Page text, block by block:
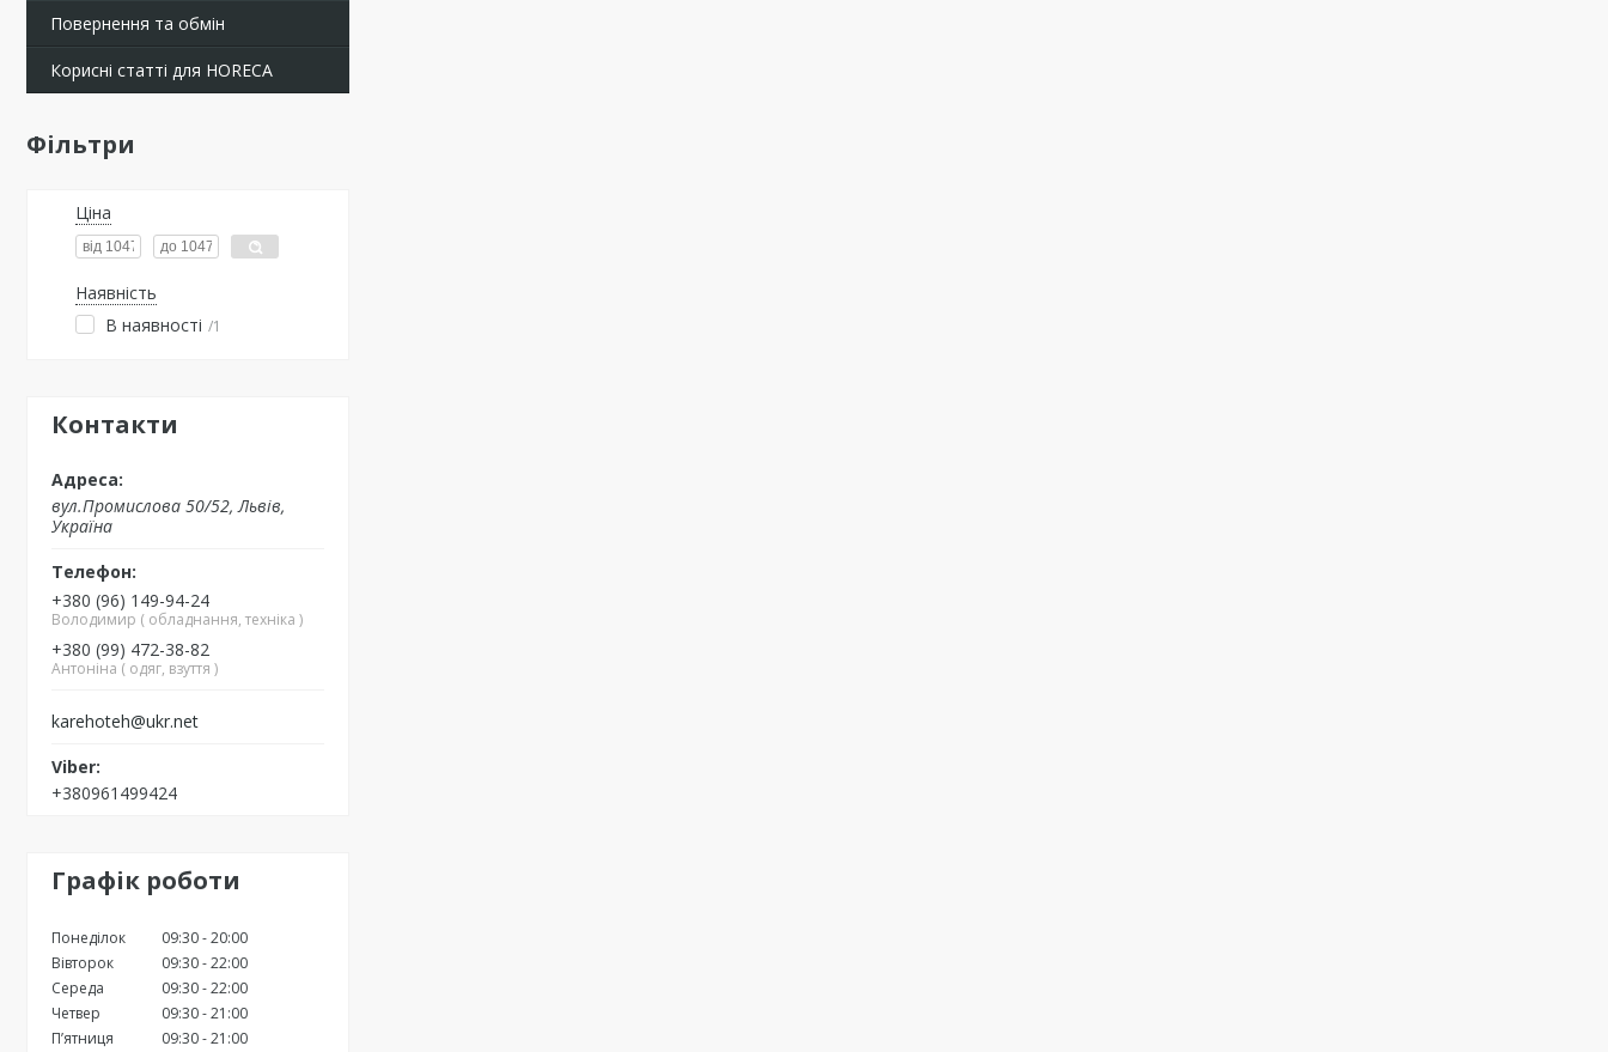
Повернення та обмін
Корисні статті для HORECA
Фільтри
Ціна
Наявність
В наявності
1
Контакти
вул.Промислова 50/52, Львів,
Україна
+380 (96) 149-94-24
Володимир ( обладнання, техніка )
+380 (99) 472-38-82
Антоніна ( одяг, взуття )
karehoteh@ukr.net
+380961499424
Графік роботи
Понеділок 09:30 20:00
Вівторок
09:30 22:00
Середа
09:30 22:00
Четвер
09:30 21:00
Пʼятниця
09:30 21:00